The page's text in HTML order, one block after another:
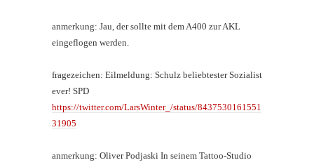
anmerkung: Jau, der sollte mit dem A400 zur AKL
eingeflogen werden.
fragezeichen: Eilmeldung: Schulz beliebtester Sozialist
ever! SPD
https://twitter.com/LarsWinter_/status/8437530161551
31905
anmerkung: Oliver Podjaski In seinem Tattoo-Studio